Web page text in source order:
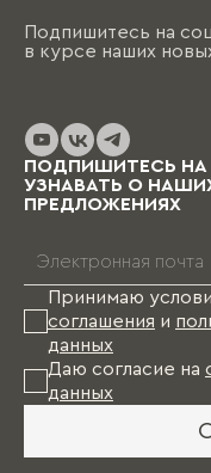
Подпишитесь на
в курсе наших
ПОДПИШИТЕСЬ НА
УЗНАВАТЬ О
ПРЕДЛОЖЕНИЯХ
Принимаю
соглашения и
данных
Даю согласие на
данных